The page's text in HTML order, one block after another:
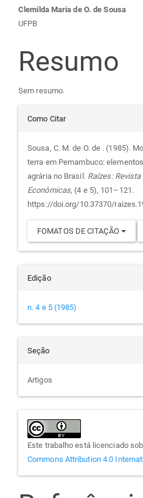
Conteúdo
do
artigo
principal
Clemilda Maria de O. de Sousa
UFPB
Resumo
Sem resumo.
Detalhes
do
artigo
Como Citar
Sousa, C. M. de O. de . (1985).
terra em Pernambuco:
agrária no Brasil. Raízes:
Econômicas, (4 e 5), 101–121.
https://doi.org/10.37370/
FOMATOS DE CITAÇÃO
Edição
n. 4 e 5 (1985)
Seção
Artigos
Este trabalho está licenciado
Commons Attribution 4.0